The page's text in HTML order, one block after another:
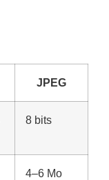
JPEG
8 bits
4–6 Mo